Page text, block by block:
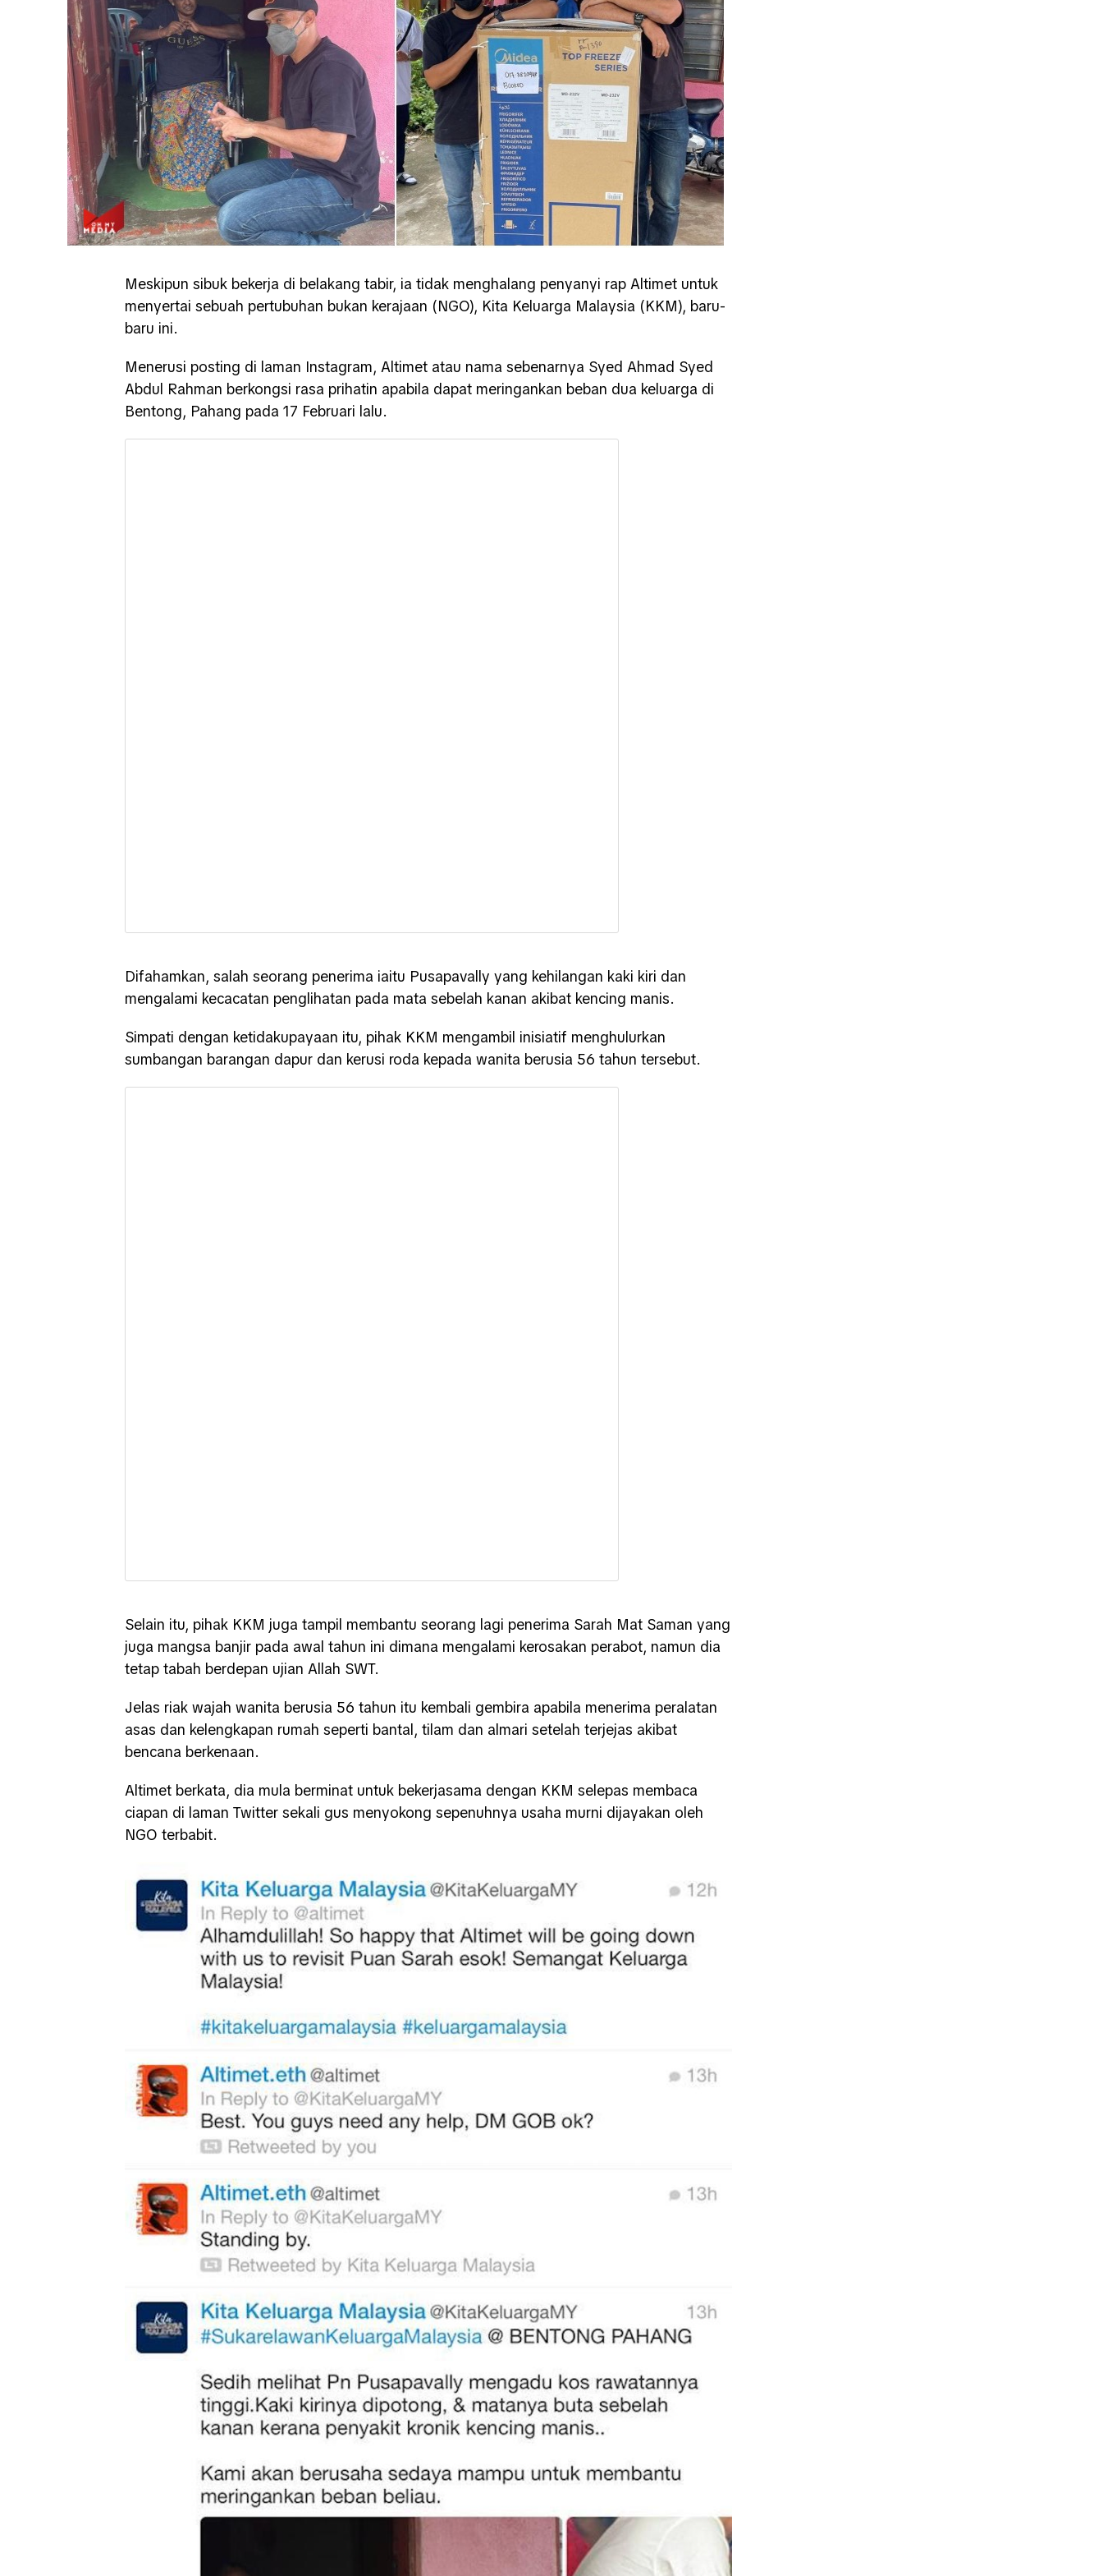
Meskipun sibuk bekerja di belakang tabir, ia tidak menghalang penyanyi rap Altimet untuk
menyertai sebuah pertubuhan bukan kerajaan (NGO), Kita Keluarga Malaysia (KKM), baru-
baru ini.
Menerusi posting di laman Instagram, Altimet atau nama sebenarnya Syed Ahmad Syed
Abdul Rahman berkongsi rasa prihatin apabila dapat meringankan beban dua keluarga di
Bentong, Pahang pada 17 Februari lalu.
Difahamkan, salah seorang penerima iaitu Pusapavally yang kehilangan kaki kiri dan
mengalami kecacatan penglihatan pada mata sebelah kanan akibat kencing manis.
Simpati dengan ketidakupayaan itu, pihak KKM mengambil inisiatif menghulurkan
sumbangan barangan dapur dan kerusi roda kepada wanita berusia 56 tahun tersebut.
Selain itu, pihak KKM juga tampil membantu seorang lagi penerima Sarah Mat Saman yang
juga mangsa banjir pada awal tahun ini dimana mengalami kerosakan perabot, namun dia
tetap tabah berdepan ujian Allah SWT.
Jelas riak wajah wanita berusia 56 tahun itu kembali gembira apabila menerima peralatan
asas dan kelengkapan rumah seperti bantal, tilam dan almari setelah terjejas akibat
bencana berkenaan.
Altimet berkata, dia mula berminat untuk bekerjasama dengan KKM selepas membaca
ciapan di laman Twitter sekali gus menyokong sepenuhnya usaha murni dijayakan oleh
NGO terbabit.